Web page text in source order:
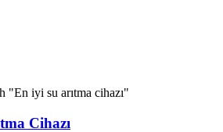
"En iyi su arıtma cihazı"
Cihazı